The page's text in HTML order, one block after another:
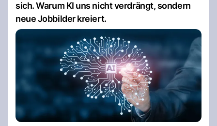
sich. Warum KI uns nicht verdrängt, sondern
neue Jobbilder kreiert.